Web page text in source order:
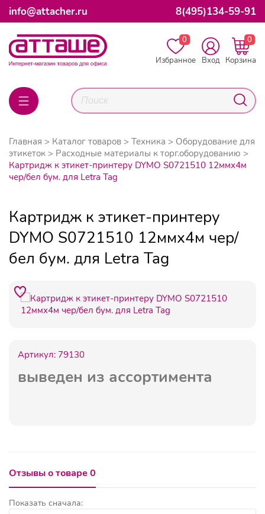
info@attacher.ru 8(495)134-59-91
0
Избранное
Вход
0
Корзина
Главная Каталог товаров Техника
Оборудование для
этикеток
Расходные материалы к торг.оборудованию
Картридж к этикет-принтеру DYMO S0721510 12ммх4м
чер/бел бум. для Letra Tag
Картридж к этикет-принтеру
DYMO S0721510 12ммх4м чер/
бел бум. для Letra Tag
Артикул: 79130
выведен из ассортимента
Отзывы о товаре 0
Показать сначала: